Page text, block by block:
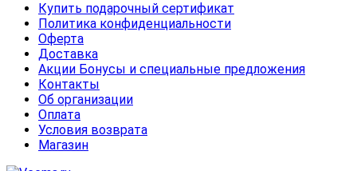
Купить подарочный сертификат
Политика конфиденциальности
Оферта
Доставка
Акции Бонусы и специальные предложения
Контакты
Об организации
Оплата
Условия возврата
Магазин